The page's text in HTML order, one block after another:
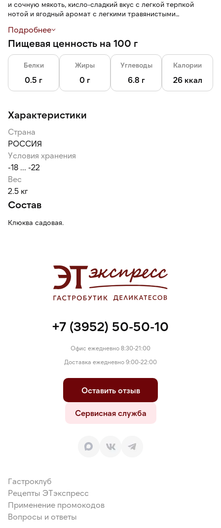
и сочную мякоть, кисло-сладкий вкус с легкой терпкой
нотой и ягодный аромат с легкими травянистыми
Шоковая заморозка — технология быстрой заморозки,
которая помогает сохранить питательные свойства и
естественную рассыпчатость ягод.
Подробнее
Пищевая ценность на 100 г
Белки
0.5 г
Жиры
0 г
Углеводы
6.8 г
Калории
26 ккал
Характеристики
Страна
РОССИЯ
Условия хранения
-18 ... -22
Вес
2.5 кг
Состав
Клюква садовая.
+7 (3952) 50-50-10
Офис ежедневно 8:30-21:00
Доставка ежедневно 9:00-22:00
Оставить отзыв
Сервисная служба
Гастроклуб
Рецепты ЭТэкспресс
Применение промокодов
Вопросы и ответы